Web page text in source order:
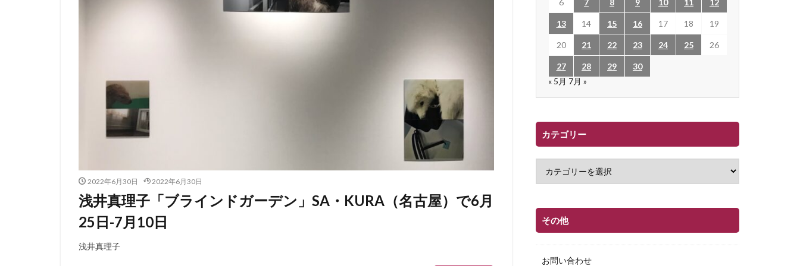
2022年6月30日 2022年6月30日
浅井真理子「ブラインドガーデン」SA・KURA（名古屋）で6月
25日-7月10日
浅井真理子
6 7 8 9 10 11 12
13 14 15 16 17 18 19
20 21 22 23 24 25 26
27 28 29
30
« 5月 7月 »
カテゴリー
その他
お問い合わせ